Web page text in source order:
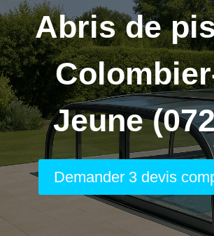
Abris de
Jeune
Demander 3 devis